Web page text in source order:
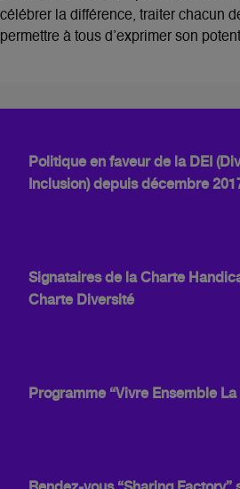
célébrer la différence, traiter chacun
permettre à tous d’exprimer son
Politique en faveur de la DEI
Inclusion) depuis décembre
Signataires de la Charte
Charte Diversité
Programme “Vivre Ensemble